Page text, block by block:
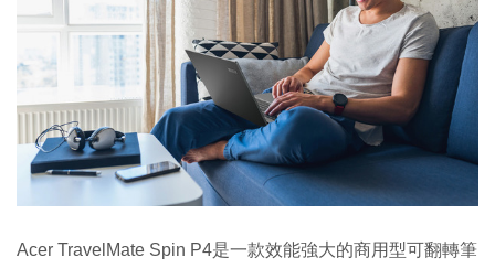
Acer TravelMate Spin P4是一款效能強大的商用型可翻轉筆